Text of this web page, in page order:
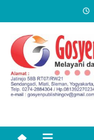
to
content